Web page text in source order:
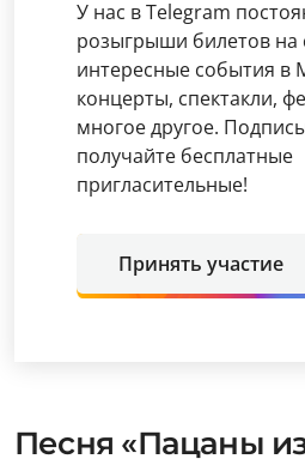
У нас в Telegram
розыгрыши билетов на
интересные события в
концерты, спектакли,
многое другое.
получайте бесплатные
пригласительные!
Принять участие
Песня «Пацаны